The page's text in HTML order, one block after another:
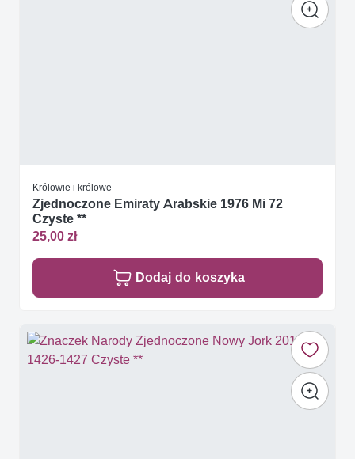
Królowie i królowe
Zjednoczone Emiraty Arabskie 1976 Mi 72
Czyste **
25,00 zł
Dodaj do koszyka